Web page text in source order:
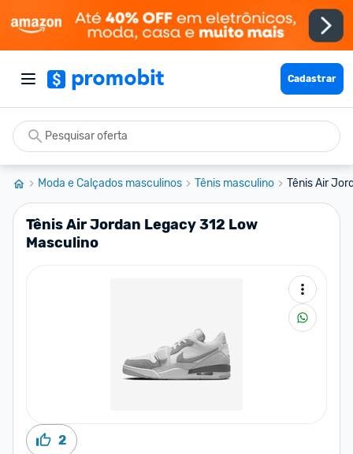
Cadastrar
Moda e Calçados masculinos Tênis masculino Tênis Air
Tênis Air Jordan Legacy 312 Low
Masculino
2